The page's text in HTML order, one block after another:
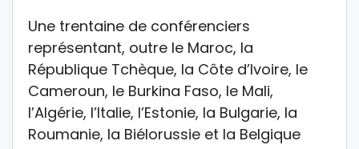
Une trentaine de conférenciers
représentant, outre le Maroc, la
République Tchèque, la Côte d’Ivoire, le
Cameroun, le Burkina Faso, le Mali,
l’Algérie, l’Italie, l’Estonie, la Bulgarie, la
Roumanie, la Biélorussie et la Belgique